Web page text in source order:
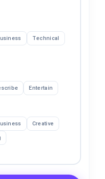
Technical
Entertain
Creative